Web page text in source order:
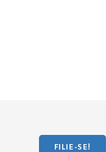
FILIE-SE!